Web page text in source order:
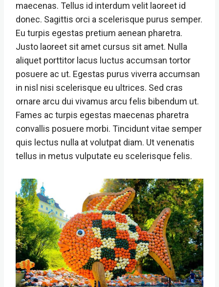
maecenas. Tellus id interdum velit laoreet id
donec. Sagittis orci a scelerisque purus semper.
Eu turpis egestas pretium aenean pharetra.
Justo laoreet sit amet cursus sit amet. Nulla
aliquet porttitor lacus luctus accumsan tortor
posuere ac ut. Egestas purus viverra accumsan
in nisl nisi scelerisque eu ultrices. Sed cras
ornare arcu dui vivamus arcu felis bibendum ut.
Fames ac turpis egestas maecenas pharetra
convallis posuere morbi. Tincidunt vitae semper
quis lectus nulla at volutpat diam. Ut venenatis
tellus in metus vulputate eu scelerisque felis.